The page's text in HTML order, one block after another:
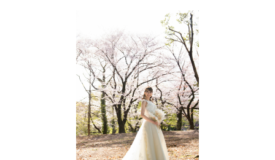
家族・友人と撮影
チャペルでの撮影
スタジオでの撮影
3万円以下のプラン
人気スポットでの撮影
結婚式当日の撮影